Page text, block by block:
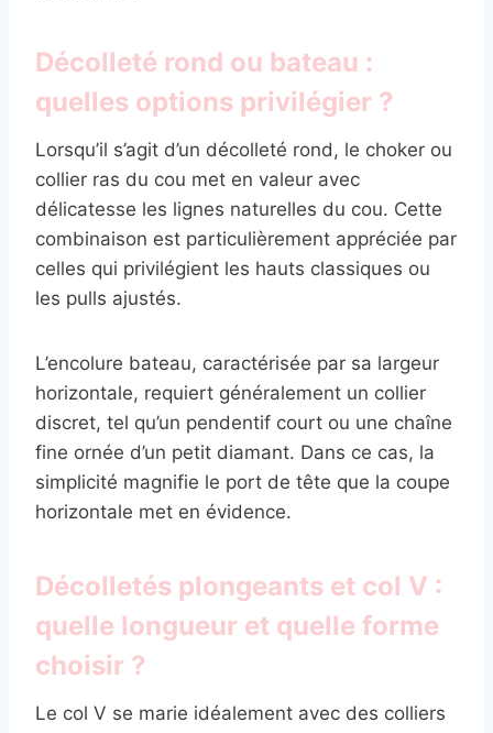
Décolleté rond ou bateau :
quelles options privilégier ?
Lorsqu’il s’agit d’un décolleté rond, le choker ou
collier ras du cou met en valeur avec
délicatesse les lignes naturelles du cou. Cette
combinaison est particulièrement appréciée par
celles qui privilégient les hauts classiques ou
les pulls ajustés.
L’encolure bateau, caractérisée par sa largeur
horizontale, requiert généralement un collier
discret, tel qu’un pendentif court ou une chaîne
fine ornée d’un petit diamant. Dans ce cas, la
simplicité magnifie le port de tête que la coupe
horizontale met en évidence.
Décolletés plongeants et col V :
quelle longueur et quelle forme
choisir ?
Le col V se marie idéalement avec des colliers